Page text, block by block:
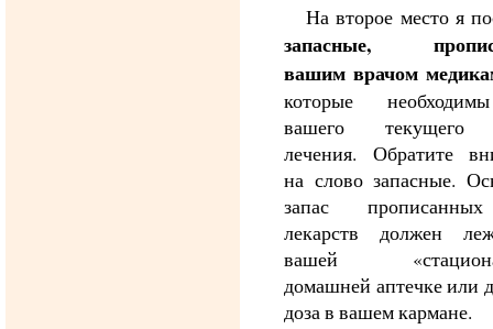
На второе место я
запасные,
вашим врачом
которые
вашего текущего
лечения. Обратите
на слово запасные.
запас
лекарств должен
вашей
домашней аптечке или
доза в вашем кармане.